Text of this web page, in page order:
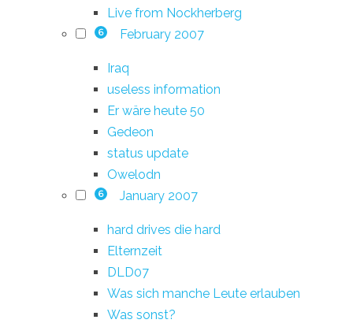
Live from Nockherberg
6 February 2007
Iraq
useless information
Er wäre heute 50
Gedeon
status update
Owelodn
6 January 2007
hard drives die hard
Elternzeit
DLD07
Was sich manche Leute erlauben
Was sonst?